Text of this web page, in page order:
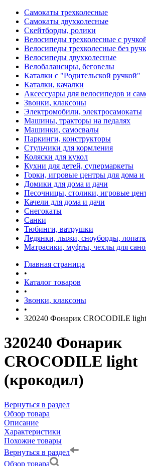
Самокаты трехколесные
Самокаты двухколесные
Скейтборды, ролики
Велосипеды трехколесные с
Велосипеды трехколесные без
Велосипеды двухколесные
Велобалансиры, беговелы
Каталки с "Родительской ручкой"
Каталки, качалки
Аксессуары для велосипедов и
Звонки, клаксоны
Электромобили, электросамокаты
Машины, тракторы на педалях
Машинки, самосвалы
Паркинги, конструкторы
Стульчики для кормления
Коляски для кукол
Кухни для детей, супермаркеты
Горки, игровые центры для дома и
Домики для дома и дачи
Песочницы, столики, игровые
Качели для дома и дачи
Снегокаты
Санки
Тюбинги, ватрушки
Ледянки, лыжи, сноуборды,
Матрасики, муфты, чехлы для
Главная страница
•
Каталог товаров
•
Звонки, клаксоны
•
320240 Фонарик CROCODILE
320240 Фонарик
CROCODILE light
(крокодил)
Вернуться в раздел
Обзор товара
Описание
Характеристики
Похожие товары
Вернуться в раздел
Обзор товара